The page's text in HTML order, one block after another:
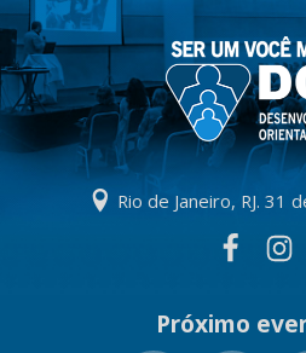
Rio de Janeiro, RJ. 31